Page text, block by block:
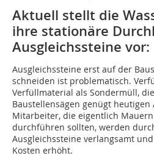
Aktuell stellt die
ihre stationäre
Ausgleichssteine vor:
Ausgleichssteine erst auf der
schneiden ist problematisch.
Verfüllmaterial als Sondermüll,
Baustellensägen genügt
Mitarbeiter, die eigentlich
durchführen sollten, werden
Ausgleichssteine verlangsamt
Kosten erhöht.